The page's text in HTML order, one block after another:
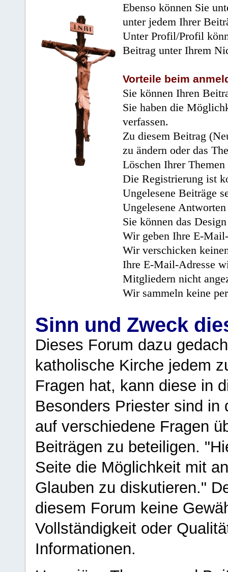
Ebenso können Sie
unter jedem Ihrer
Unter Profil/Profil
Beitrag unter Ihrem
Vorteile beim
Sie können Ihren
Sie haben die
verfassen.
Zu diesem Beitrag
zu ändern oder das
Löschen Ihrer
Die Registrierung ist
Ungelesene Beiträge
Ungelesene
Sie können das
Wir geben Ihre E-
Wir verschicken
Ihre E-Mail-Adresse
Mitgliedern nicht
Wir sammeln keine
Sinn und Zweck
Dieses Forum dazu
katholische Kirche jedem
Fragen hat, kann diese in
Besonders Priester sind in
auf verschiedene Fragen
Beiträgen zu beteiligen.
Seite die Möglichkeit mit
Glauben zu diskutieren."
diesem Forum keine
Vollständigkeit oder
Informationen.